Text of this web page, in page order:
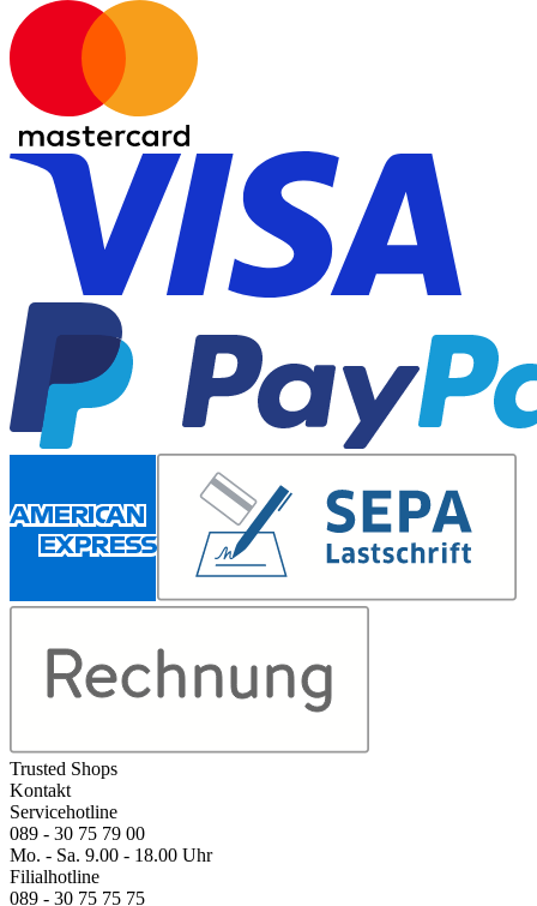
Trusted Shops
Kontakt
Servicehotline
089 - 30 75 79 00
Mo. - Sa. 9.00 - 18.00 Uhr
Filialhotline
089 - 30 75 75 75